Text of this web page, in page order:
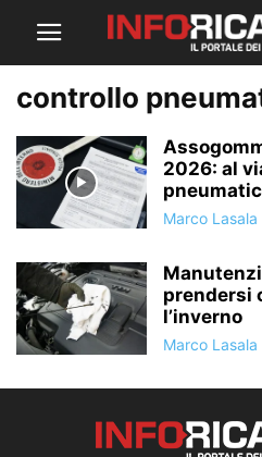
controllo
2026: al
Marco Lasala
prendersi
l’inverno
Marco Lasala